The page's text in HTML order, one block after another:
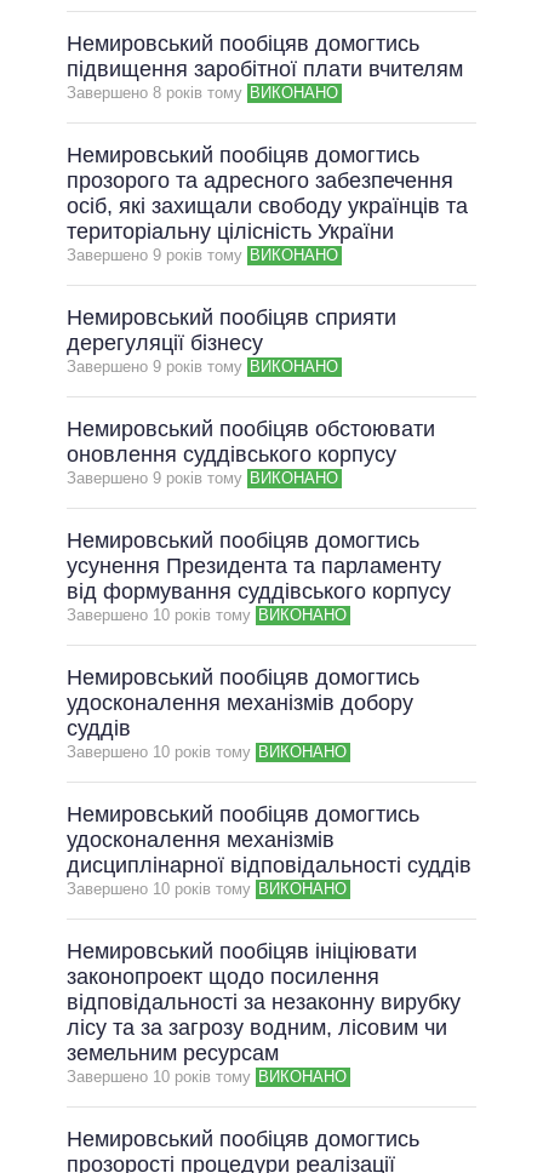
Немировський пообіцяв домогтись
підвищення заробітної плати вчителям
Завершено 8 рокiв тому ВИКОНАНО
Немировський пообіцяв домогтись
прозорого та адресного забезпечення
осіб, які захищали свободу українців та
територіальну цілісність України
Завершено 9 рокiв тому ВИКОНАНО
Немировський пообіцяв сприяти
дерегуляції бізнесу
Завершено 9 рокiв тому ВИКОНАНО
Немировський пообіцяв обстоювати
оновлення суддівського корпусу
Завершено 9 рокiв тому ВИКОНАНО
Немировський пообіцяв домогтись
усунення Президента та парламенту
від формування суддівського корпусу
Завершено 10 рокiв тому ВИКОНАНО
Немировський пообіцяв домогтись
удосконалення механізмів добору
суддів
Завершено 10 рокiв тому ВИКОНАНО
Немировський пообіцяв домогтись
удосконалення механізмів
дисциплінарної відповідальності суддів
Завершено 10 рокiв тому ВИКОНАНО
Немировський пообіцяв ініціювати
законопроект щодо посилення
відповідальності за незаконну вирубку
лісу та за загрозу водним, лісовим чи
земельним ресурсам
Завершено 10 рокiв тому ВИКОНАНО
Немировський пообіцяв домогтись
прозорості процедури реалізації